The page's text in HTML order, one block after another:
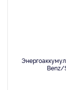
Benz/